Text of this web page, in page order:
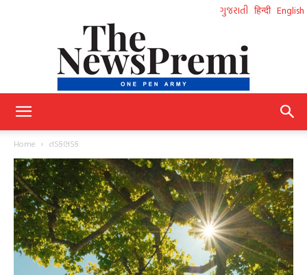
ગુજરાતી हिन्दी English
Gujarati
Home તડકભડક